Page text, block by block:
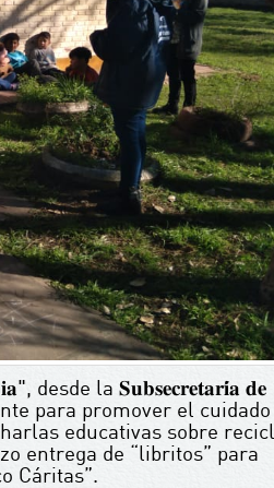
desde la 𝐒𝐮𝐛𝐬𝐞𝐜𝐫𝐞𝐭𝐚𝐫𝐢́𝐚 𝐝𝐞
para promover el
educativas sobre
entrega de “libritos” para
Cáritas”.